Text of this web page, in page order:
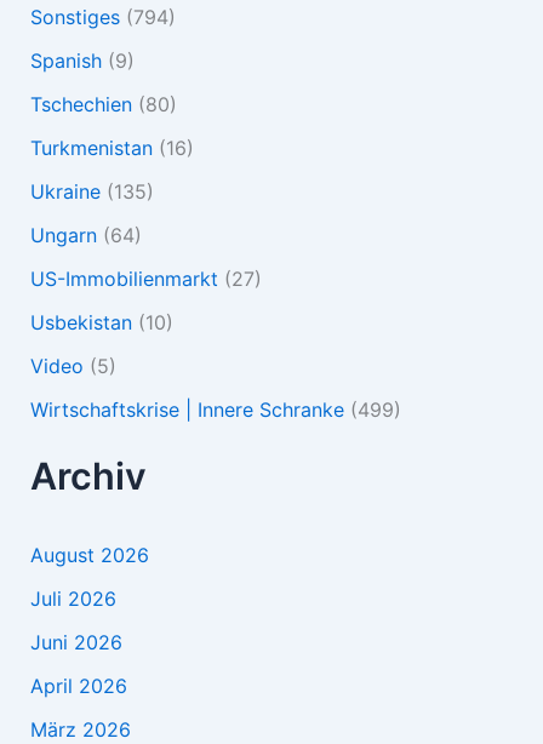
Sonstiges(794)
Spanish(9)
Tschechien(80)
Turkmenistan(16)
Ukraine(135)
Ungarn(64)
US-Immobilienmarkt (27)
Usbekistan(10)
Video (5)
Wirtschaftskrise | Innere Schranke(499)
Archiv
August 2026
Juli 2026
Juni 2026
April 2026
März 2026